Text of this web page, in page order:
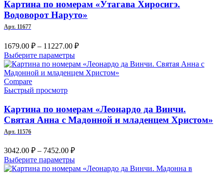
Картина по номерам «Утагава Хиросигэ.
Водоворот Наруто»
Арт. 11677
1679.00 ₽ – 11227.00 ₽Диапазон
1679.00 ₽
–
Выберите параметрыЭтот
товар
имеет
можно
выбрать
на
Compare
Быстрый просмотр
Картина по номерам «Леонардо да Винчи.
Святая Анна с Мадонной и младенцем Христом»
Арт. 11576
3042.00 ₽ – 7452.00 ₽Диапазон
цен:
3042.00 ₽
Выберите параметрыЭтот
товар